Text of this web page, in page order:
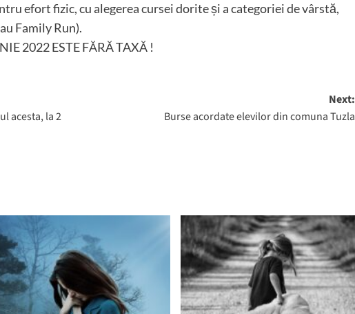
efort fizic, cu alegerea cursei dorite și a categoriei de vârstă,
Family Run).
2022 ESTE FĂRĂ TAXĂ !
acesta, la 2
Next:
Burse acordate elevilor din comuna Tuzla